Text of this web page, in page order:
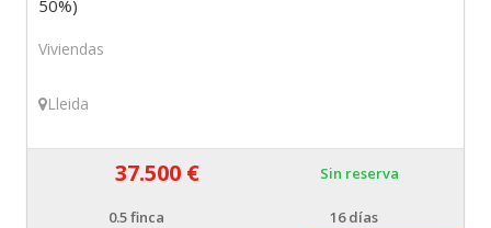
50%)
Viviendas
Lleida
37.500 € Sin reserva
0.5finca 16 días